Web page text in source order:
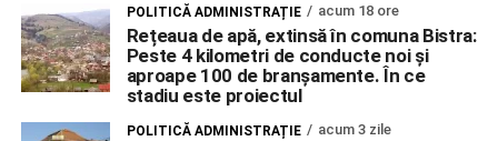
POLITICĂ ADMINISTRAȚIE acum 18 ore
Rețeaua de apă, extinsă în comuna Bistra:
Peste 4 kilometri de conducte noi și
aproape 100 de branșamente. În ce
stadiu este proiectul
POLITICĂ ADMINISTRAȚIE acum 3 zile